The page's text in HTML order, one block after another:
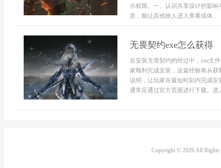
示权限。一、认识共享设计的影
意，能让其他旅人进入查看或体...
无畏契约exe怎么获得
在安装无畏契约的经过中，exe文
家顺利完成安装，这篇经验将从
说明，让玩家在最短时刻内完成
通常应通过官方页面进行下载。进
Copyright © 2026 All